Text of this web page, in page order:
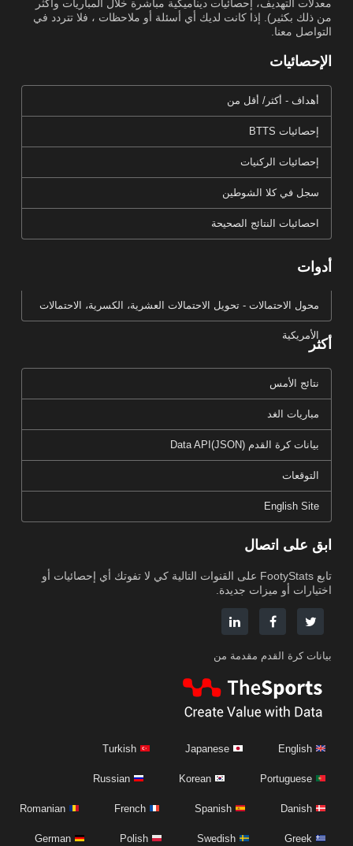
معدلات التهديف، إحصائيات ديناميكية مباشرة خلال المباريات وأكثر
من ذلك بكثير). إذا كانت لديك أي أسئلة أو ملاحظات ، فلا تتردد في
التواصل معنا.
الإحصائيات
أهداف - أكثر/ أقل من
إحصائيات BTTS
إحصائيات الركنيات
سجل في كلا الشوطين
احصائيات النتائج الصحيحة
أدوات
محول الاحتمالات - تحويل الاحتمالات العشرية، الكسرية، الاحتمالات
الأمريكية
أكثر
نتائج الأمس
مباريات الغد
بيانات كرة القدم Data API(JSON)
التوقعات
English Site
ابق على اتصال
تابع FootyStats على القنوات التالية كي لا تفوتك أي إحصائيات أو
اختيارات أو ميزات جديدة.
بيانات كرة القدم مقدمة من
English
Japanese
Turkish
Portuguese
Korean
Russian
Danish
Spanish
French
Romanian
Greek
Swedish
Polish
German